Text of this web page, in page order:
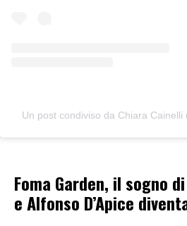
Un post condiviso da Chiara Cainelli
Foma Garden, il sogno
e Alfonso D’Apice